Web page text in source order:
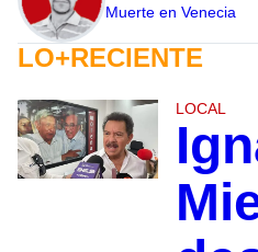
Muerte en Venecia
LO+RECIENTE
LOCAL